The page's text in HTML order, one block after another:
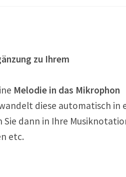
zu Ihrem
Melodie in das Mikrophon
diese automatisch in
Sie dann in Ihre
etc.